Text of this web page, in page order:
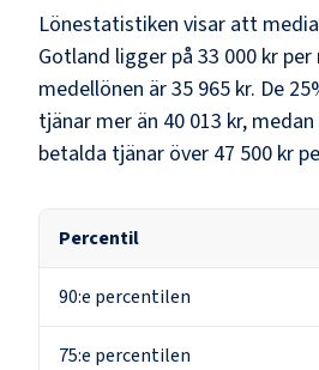
Lönestatistiken visar att
Gotland ligger på 33 000 kr per
medellönen är35 965 kr. De
tjänar mer än 40 013 kr,
betalda tjänar över 47 500 kr
Percentil
90:e percentilen
75:e percentilen